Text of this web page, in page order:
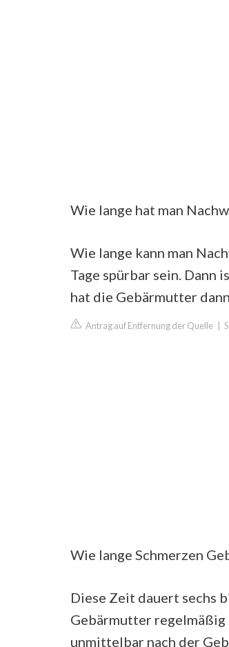
Wie lange hat man
Wie lange kann man
Tage spürbar sein. Dann
hat die Gebärmutter
Antrag auf Entfernung der Quelle
Wie lange Schmerzen
Diese Zeit dauert sechs
Gebärmutter regelmäßig
unmittelbar nach der